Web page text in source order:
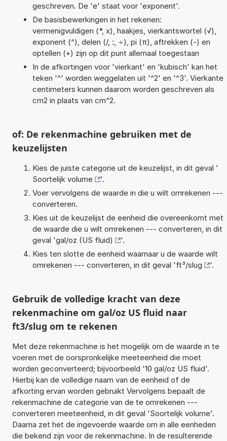
geschreven. De 'e' staat voor 'exponent'.
De basisbewerkingen in het rekenen:
vermenigvuldigen (*, x), haakjes, vierkantswortel (√),
exponent (^), delen (/, :, ÷), pi (π), aftrekken (-) en
optellen (+) zijn op dit punt allemaal toegestaan
In de afkortingen voor 'vierkant' en 'kubisch' kan het
teken '^' worden weggelaten uit '^2' en '^3'. Vierkante
centimeters kunnen daarom worden geschreven als
cm2 in plaats van cm^2.
of: De rekenmachine gebruiken met de
keuzelijsten
Kies de juiste categorie uit de keuzelijst, in dit geval '
Soortelijk volume
'.
Voer vervolgens de waarde in die u wilt omrekenen ---
converteren.
Kies uit de keuzelijst de eenheid die overeenkomt met
de waarde die u wilt omrekenen --- converteren, in dit
geval 'gal/oz (US fluid)
'.
Kies ten slotte de eenheid waarnaar u de waarde wilt
omrekenen --- converteren, in dit geval 'ft³/slug '.
Gebruik de volledige kracht van deze
rekenmachine om gal/oz US fluid naar
ft3/slug om te rekenen
Met deze rekenmachine is het mogelijk om de waarde in te
voeren met de oorspronkelijke meeteenheid die moet
worden geconverteerd; bijvoorbeeld '10 gal/oz US fluid'.
Hierbij kan de volledige naam van de eenheid of de
afkorting ervan worden gebruikt Vervolgens bepaalt de
rekenmachine de categorie van de te omrekenen ---
converteren meeteenheid, in dit geval 'Soortelijk volume'.
Daarna zet het de ingevoerde waarde om in alle eenheden
die bekend zijn voor de rekenmachine. In de resulterende